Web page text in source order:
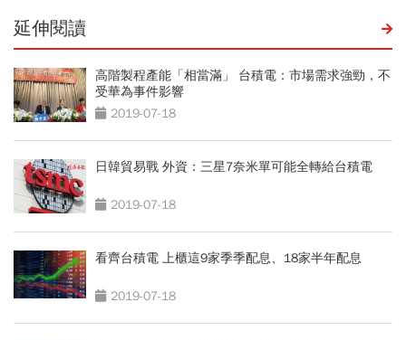
延伸閱讀
高階製程產能「相當滿」 台積電：市場需求強勁，不
受華為事件影響
2019-07-18
日韓貿易戰 外資：三星7奈米單可能全轉給台積電
2019-07-18
看齊台積電 上櫃這9家季季配息、18家半年配息
2019-07-18